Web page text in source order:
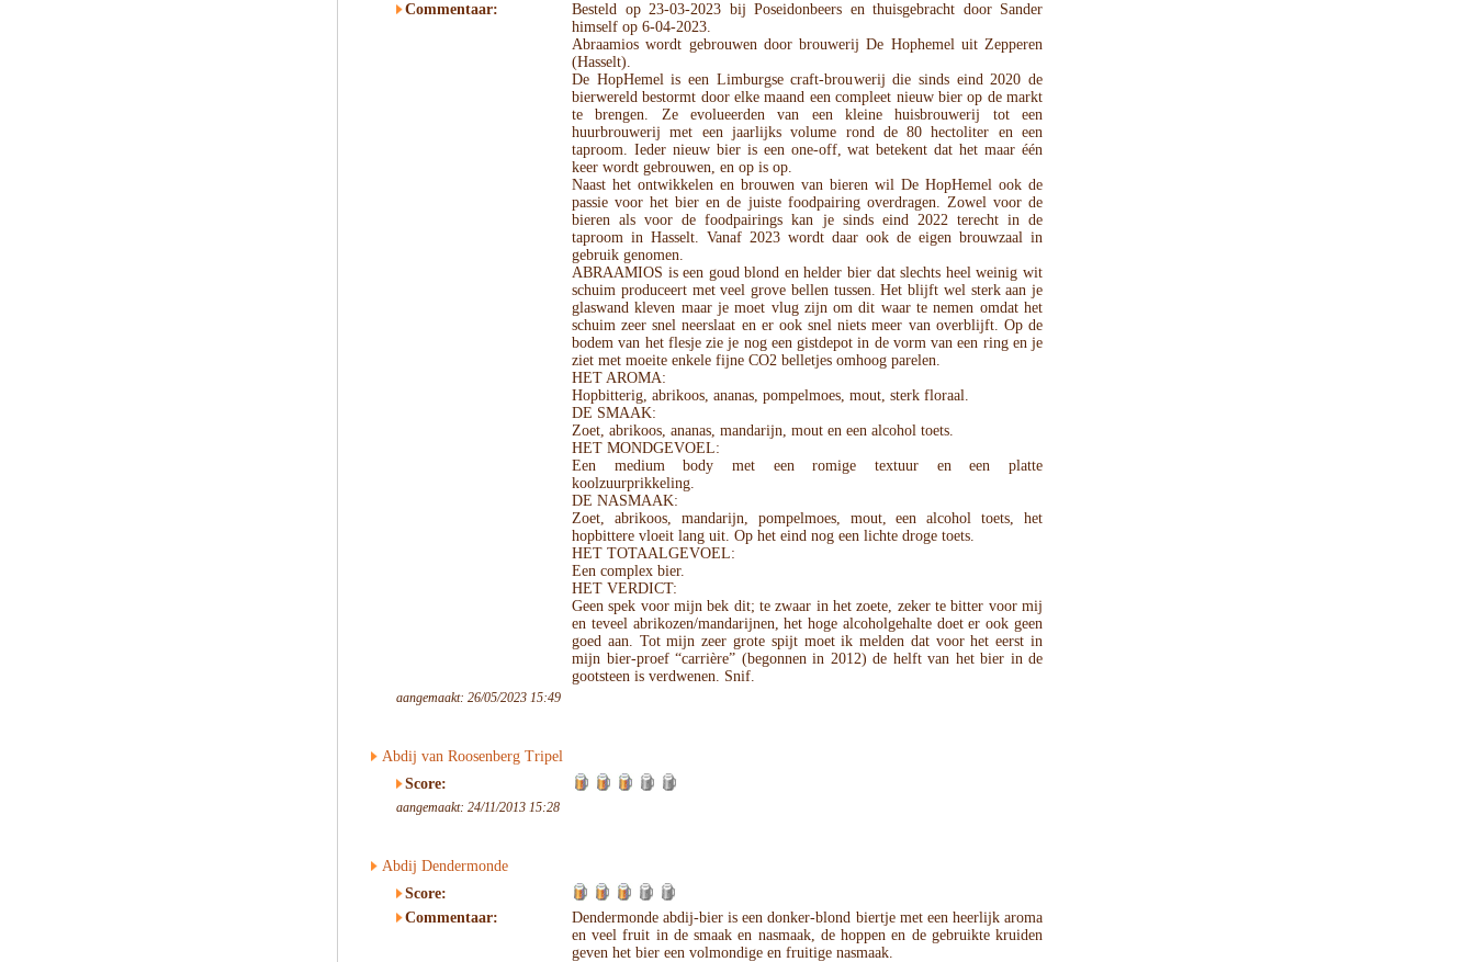
Commentaar:
Besteld op 23-03-2023 bij Poseidonbeers en thuisgebracht door Sander
himself op 6-04-2023.
Abraamios wordt gebrouwen door brouwerij De Hophemel uit Zepperen
(Hasselt).
De HopHemel is een Limburgse craft-brouwerij die sinds eind 2020 de
bierwereld bestormt door elke maand een compleet nieuw bier op de markt
te brengen. Ze evolueerden van een kleine huisbrouwerij tot een
huurbrouwerij met een jaarlijks volume rond de 80 hectoliter en een
taproom. Ieder nieuw bier is een one-off, wat betekent dat het maar één
keer wordt gebrouwen, en op is op.
Naast het ontwikkelen en brouwen van bieren wil De HopHemel ook de
passie voor het bier en de juiste foodpairing overdragen. Zowel voor de
bieren als voor de foodpairings kan je sinds eind 2022 terecht in de
taproom in Hasselt. Vanaf 2023 wordt daar ook de eigen brouwzaal in
gebruik genomen.
ABRAAMIOS is een goud blond en helder bier dat slechts heel weinig wit
schuim produceert met veel grove bellen tussen. Het blijft wel sterk aan je
glaswand kleven maar je moet vlug zijn om dit waar te nemen omdat het
schuim zeer snel neerslaat en er ook snel niets meer van overblijft. Op de
bodem van het flesje zie je nog een gistdepot in de vorm van een ring en je
ziet met moeite enkele fijne CO2 belletjes omhoog parelen.
HET AROMA:
Hopbitterig, abrikoos, ananas, pompelmoes, mout, sterk floraal.
DE SMAAK:
Zoet, abrikoos, ananas, mandarijn, mout en een alcohol toets.
HET MONDGEVOEL:
Een medium body met een romige textuur en een platte
koolzuurprikkeling.
DE NASMAAK:
Zoet, abrikoos, mandarijn, pompelmoes, mout, een alcohol toets, het
hopbittere vloeit lang uit. Op het eind nog een lichte droge toets.
HET TOTAALGEVOEL:
Een complex bier.
HET VERDICT:
Geen spek voor mijn bek dit; te zwaar in het zoete, zeker te bitter voor mij
en teveel abrikozen/mandarijnen, het hoge alcoholgehalte doet er ook geen
goed aan. Tot mijn zeer grote spijt moet ik melden dat voor het eerst in
mijn bier-proef “carrière” (begonnen in 2012) de helft van het bier in de
gootsteen is verdwenen. Snif.
aangemaakt: 26/05/2023 15:49
Abdij van Roosenberg Tripel
Score:
aangemaakt: 24/11/2013 15:28
Abdij Dendermonde
Score:
Commentaar:
Dendermonde abdij-bier is een donker-blond biertje met een heerlijk aroma
en veel fruit in de smaak en nasmaak, de hoppen en de gebruikte kruiden
geven het bier een volmondige en fruitige nasmaak.